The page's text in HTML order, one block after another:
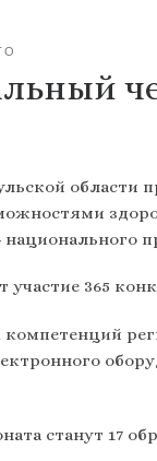
национального
участие 365
компетенций
станут 17